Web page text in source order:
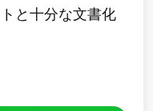
と十分な文書化